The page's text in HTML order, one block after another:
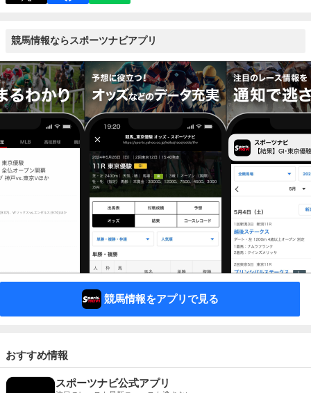
競馬情報ならスポーツナビアプリ
競馬情報をアプリで見る
おすすめ情報
スポーツナビ公式アプリ